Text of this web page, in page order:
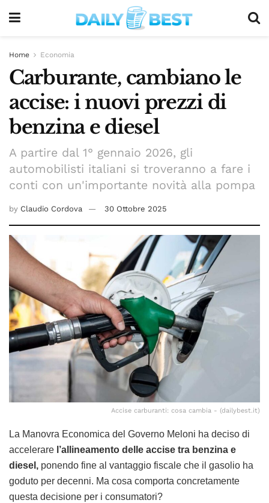
Home Economia
Carburante, cambiano le
accise: i nuovi prezzi di
benzina e diesel
A partire dal 1° gennaio 2026, gli
automobilisti italiani si troveranno a fare i
conti con un'importante novità alla pompa
by Claudio Cordova 30 Ottobre 2025
Accise carburanti: cosa cambia - (dailybest.it)
La Manovra Economica del Governo Meloni ha deciso di
accelerare l’allineamento delle accise tra benzina e
diesel, ponendo fine al vantaggio fiscale che il gasolio ha
goduto per decenni. Ma cosa comporta concretamente
questa decisione per i consumatori?